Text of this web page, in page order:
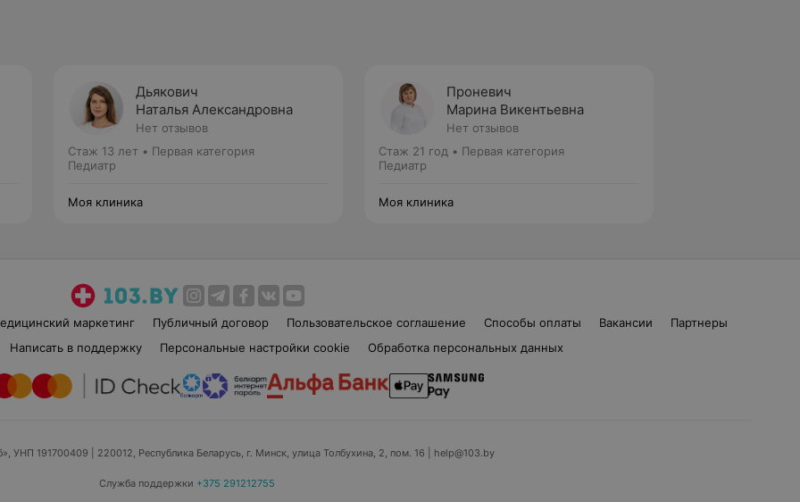
Дьякович
Наталья Александровна
Нет отзывов
Стаж 13 лет • Первая категория
Педиатр
Моя клиника
Проневич
Марина Викентьевна
Нет отзывов
Стаж 21 год • Первая категория
Педиатр
Моя клиника
маркетинг Публичный договор Пользовательское соглашение Способы оплаты Вакансии
Партнеры
Написать в поддержку Персональные настройки cookie Обработка персональных данных
УНП 191700409 | 220012, Республика Беларусь, г. Минск, улица Толбухина, 2, пом. 16 | help@103.by
Служба поддержки +375 291212755